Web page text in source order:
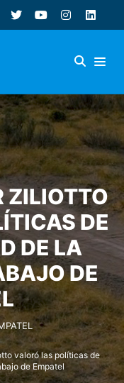
ZILIOTTO
DE
DE LA
DE
valoró las políticas de
de Empatel